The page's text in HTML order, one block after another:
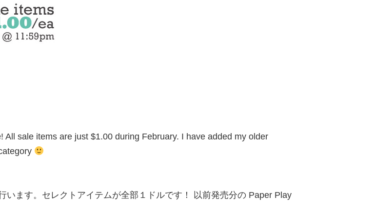
sale items are just $1.00 during February. I have added my older
ます。セレクトアイテムが全部１ドルです！ 以前発売分の Paper Play